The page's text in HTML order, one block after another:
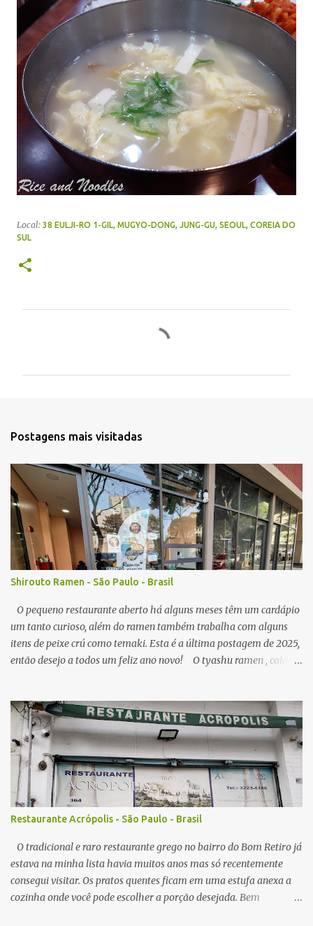
Local: 38 EULJI-RO 1-GIL, MUGYO-DONG, JUNG-GU, SEOUL, COREIA DO
SUL
r
i
o
s
Postagens mais visitadas
Shirouto Ramen - São Paulo - Brasil
O pequeno restaurante aberto há alguns meses têm um cardápio
um tanto curioso, além do ramen também trabalha com alguns
itens de peixe crú como temaki. Esta é a última postagem de 2025,
então desejo a todos um feliz ano novo! O tyashu ramen , caldo
ponto de sal no caldo, algumas vezes estava perfeito, mas peguei o
caldo um pouco salgado demais. A qualidade do macarrão é
satisfatória, os pedaços de tyashu bons. Nota: 8/10 O combo de
chahan com karaage , o arroz frito segue muito estilo nipo
brasileiro, é bem leve em sal e gordura, e com isso combina muito
com algum elemento mais gorduroso como o ótimo frango frito
da casa, que lembra mais um frango frito brasileiro do que japonês
em sabor, em todas visitas sempre servido no ponto perfeito,
crocante por fora, e suculento no interior. N...
Restaurante Acrópolis - São Paulo - Brasil
O tradicional e raro restaurante grego no bairro do Bom Retiro já
estava na minha lista havia muitos anos mas só recentemente
consegui visitar. Os pratos quentes ficam em uma estufa anexa a
cozinha onde você pode escolher a porção desejada. Bem